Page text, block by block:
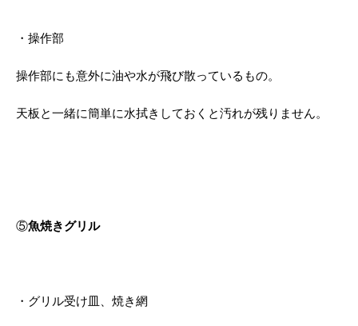
・操作部
操作部にも意外に油や水が飛び散っているもの。
天板と一緒に簡単に水拭きしておくと汚れが残りません。
⑤魚焼きグリル
・グリル受け皿、焼き網